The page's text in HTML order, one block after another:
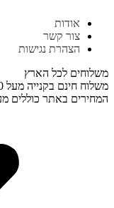
לתוכן
אודות
צור קשר
הצהרת נגישות
משלוחים לכל הארץ
משלוח חינם בקנייה מעל 590 ש"ח
המחירים באתר כוללים